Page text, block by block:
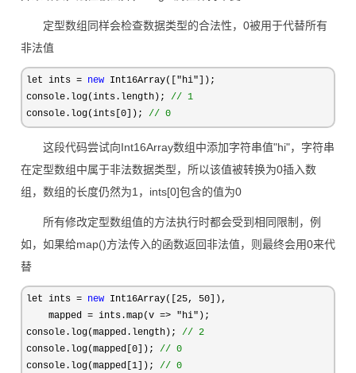
定型数组同样会检查数据类型的合法性，0被用于代替所有
非法值
let ints = new Int16Array(["hi" ]);
console.log(ints.length); // 1
console.log(ints[0]); // 0
这段代码尝试向Int16Array数组中添加字符串值"hi"，字符串
在定型数组中属于非法数据类型，所以该值被转换为0插入数
组，数组的长度仍然为1，ints[0]包含的值为0
所有修改定型数组值的方法执行时都会受到相同限制，例
如，如果给map()方法传入的函数返回非法值，则最终会用0来代
替
let ints = new Int16Array([25, 50 ]),
    mapped
= ints.map(v => "hi" );
console.log(mapped.length); // 2
console.log(mapped[0]); // 0
console.log(mapped[1]); // 0